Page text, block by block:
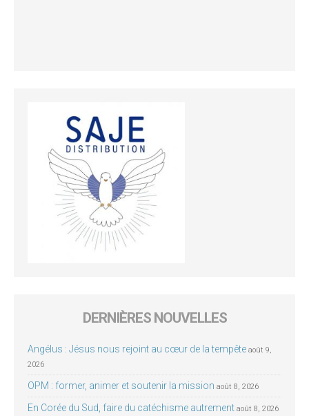
DERNIÈRES NOUVELLES
Angélus : Jésus nous rejoint au cœur de la tempête août 9,
2026
OPM : former, animer et soutenir la mission août 8, 2026
En Corée du Sud, faire du catéchisme autrement août 8, 2026